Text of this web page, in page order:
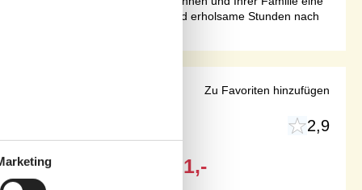
Gesellschaftsspiele und erholsame Stunden nach
2,9
431,-
Zu Favoriten hinzufügen